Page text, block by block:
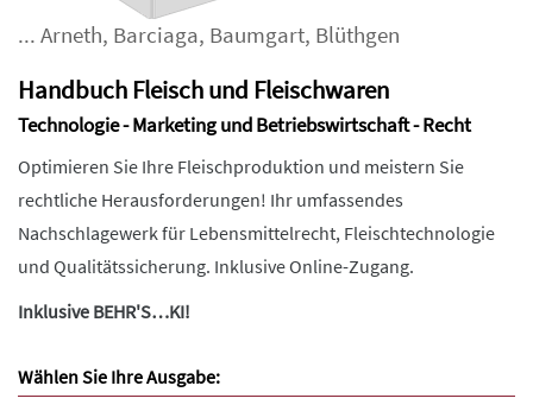
... Arneth, Barciaga, Baumgart, Blüthgen
Handbuch Fleisch und Fleischwaren
Technologie - Marketing und Betriebswirtschaft - Recht
Optimieren Sie Ihre Fleischproduktion und meistern Sie
rechtliche Herausforderungen! Ihr umfassendes
Nachschlagewerk für Lebensmittelrecht, Fleischtechnologie
und Qualitätssicherung. Inklusive Online-Zugang.
Inklusive BEHR'S…KI!
Wählen Sie Ihre Ausgabe: